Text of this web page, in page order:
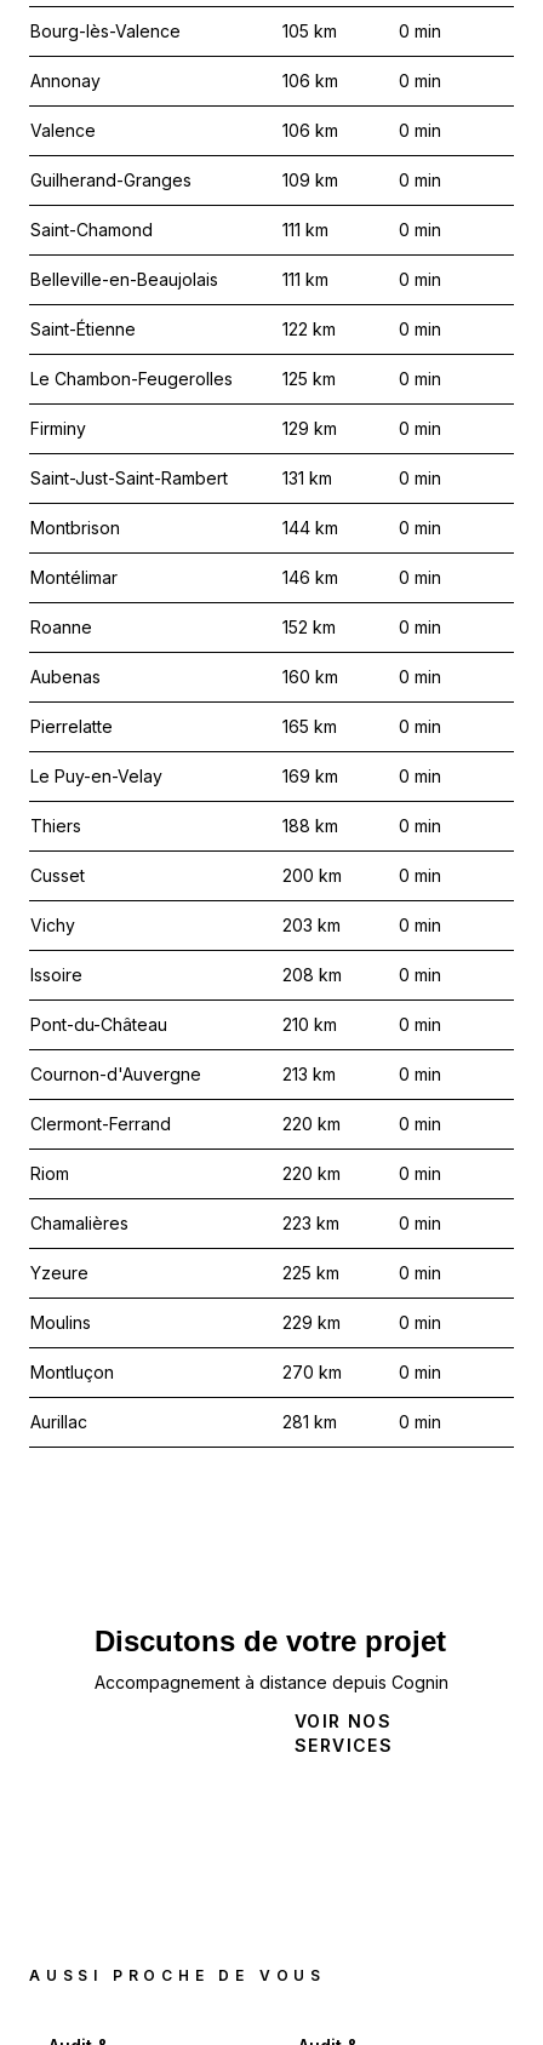
Bourg-lès-Valence 105 km 0 min
Annonay 106 km 0 min
Valence 106 km 0 min
Guilherand-Granges 109 km 0 min
Saint-Chamond 111 km 0 min
Belleville-en-Beaujolais 111 km 0 min
Saint-Étienne 122 km 0 min
Le Chambon-Feugerolles 125 km 0 min
Firminy 129 km 0 min
Saint-Just-Saint-Rambert 131 km 0 min
Montbrison 144 km 0 min
Montélimar 146 km 0 min
Roanne 152 km 0 min
Aubenas 160 km 0 min
Pierrelatte 165 km 0 min
Le Puy-en-Velay 169 km 0 min
Thiers 188 km 0 min
Cusset 200 km 0 min
Vichy 203 km 0 min
Issoire 208 km 0 min
Pont-du-Château 210 km 0 min
Cournon-d'Auvergne 213 km 0 min
Clermont-Ferrand 220 km 0 min
Riom 220 km 0 min
Chamalières 223 km 0 min
Yzeure 225 km 0 min
Moulins 229 km 0 min
Montluçon 270 km 0 min
Aurillac 281 km 0 min
Discutons de votre projet
Accompagnement à distance depuis Cognin
VOIR NOS
SERVICES
AUSSI PROCHE DE VOUS